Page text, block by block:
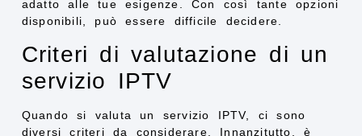
adatto alle tue esigenze. Con così tante opzioni
disponibili, può essere difficile decidere.
Criteri di valutazione di un
servizio IPTV
Quando si valuta un servizio IPTV, ci sono
diversi criteri da considerare. Innanzitutto, è